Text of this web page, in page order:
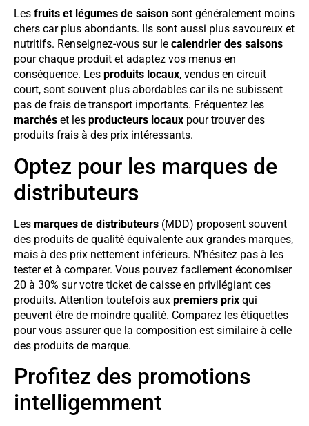
Les fruits et légumes de saison sont généralement moins
chers car plus abondants. Ils sont aussi plus savoureux et
nutritifs. Renseignez-vous sur le calendrier des saisons
pour chaque produit et adaptez vos menus en
conséquence. Les produits locaux, vendus en circuit
court, sont souvent plus abordables car ils ne subissent
pas de frais de transport importants. Fréquentez les
marchés et les producteurs locaux pour trouver des
produits frais à des prix intéressants.
Optez pour les marques de
distributeurs
Les marques de distributeurs (MDD) proposent souvent
des produits de qualité équivalente aux grandes marques,
mais à des prix nettement inférieurs. N’hésitez pas à les
tester et à comparer. Vous pouvez facilement économiser
20 à 30% sur votre ticket de caisse en privilégiant ces
produits. Attention toutefois aux premiers prix qui
peuvent être de moindre qualité. Comparez les étiquettes
pour vous assurer que la composition est similaire à celle
des produits de marque.
Profitez des promotions
intelligemment